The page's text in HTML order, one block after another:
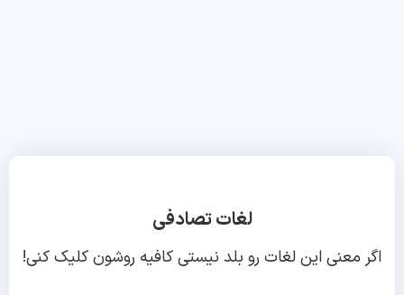
لغات تصادفی
اگر معنی این لغات رو بلد نیستی کافیه روشون کلیک کنی!